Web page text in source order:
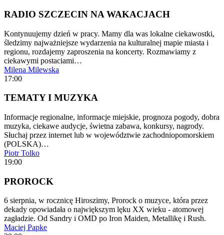
RADIO SZCZECIN NA WAKACJACH
Kontynuujemy dzień w pracy. Mamy dla was lokalne ciekawostki,
śledzimy najważniejsze wydarzenia na kulturalnej mapie miasta i
regionu, rozdajemy zaproszenia na koncerty. Rozmawiamy z
ciekawymi postaciami…
Milena Milewska
17:00
TEMATY I MUZYKA
Informacje regionalne, informacje miejskie, prognoza pogody, dobra
muzyka, ciekawe audycje, świetna zabawa, konkursy, nagrody.
Słuchaj przez internet lub w województwie zachodniopomorskiem
(POLSKA)…
Piotr Tolko
19:00
PROROCK
6 sierpnia, w rocznicę Hiroszimy, Prorock o muzyce, która przez
dekady opowiadała o największym lęku XX wieku - atomowej
zagładzie. Od Sandry i OMD po Iron Maiden, Metallikę i Rush.
Maciej Papke